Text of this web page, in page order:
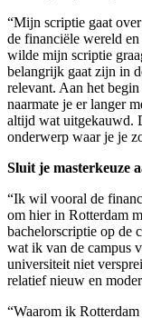
“Mijn scriptie gaat
de financiële wereld
wilde mijn scriptie
belangrijk gaat zijn in
relevant. Aan het
naarmate je er langer
altijd wat uitgekauwd.
onderwerp waar je je
Sluit je masterkeuze
“Ik wil vooral de
om hier in Rotterdam
bachelorscriptie op de
wat ik van de campus
universiteit niet
relatief nieuw en
“Waarom ik